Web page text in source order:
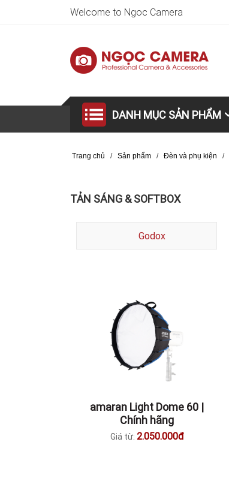
Welcome to Ngoc Camera
DANH MỤC SẢN PHẨM
Trang chủ / Sản phẩm / Đèn và phụ kiện /
TẢN SÁNG & SOFTBOX
Godox
amaran Light Dome 60 |
Chính hãng
Giá từ: 2.050.000đ